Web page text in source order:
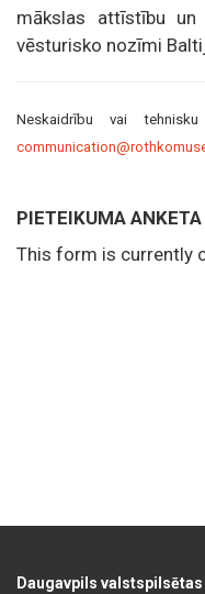
mākslas attīstību un
vēsturisko nozīmi
Neskaidrību vai
PIETEIKUMA ANKETA
This form is currently
Daugavpils